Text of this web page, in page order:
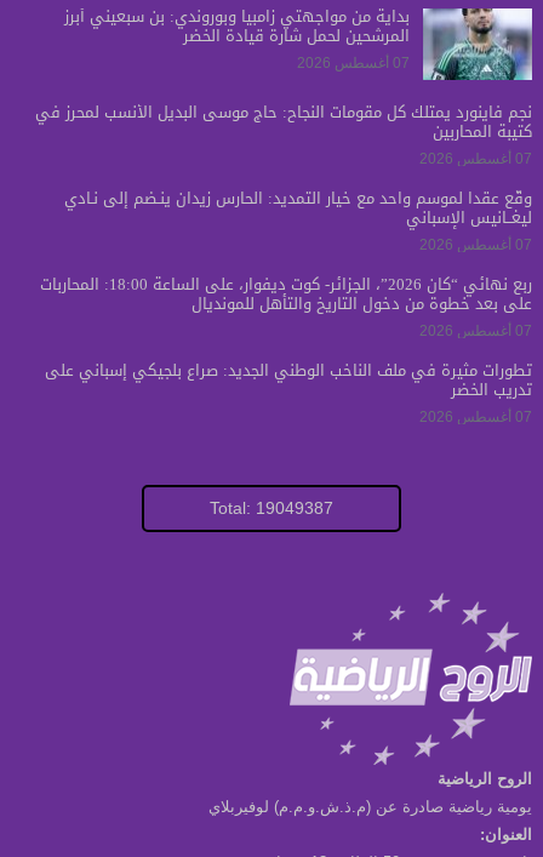
بدايةً من مواجهتي زامبيا وبوروندي: بن سبعيني أبرز
المرشحين لحمل شارة قيادة الخضر
07 أغسطس 2026
نجم فاينورد يمتلك كل مقومات النجاح: حاج موسى البديل الأنسب لمحرز في
كتيبة المحاربين
07 أغسطس 2026
وقّع عقداً لموسم واحد مع خيار التمديد: الحارس زيدان ينـضم إلى نـادي
ليغــانيس الإسباني
07 أغسطس 2026
ربع نهائي “كان 2026”، الجزائر- كوت ديفوار، على الساعة 18:00: المحاربات
على بعد خطوة من دخول التاريخ والتأهل للمونديال
07 أغسطس 2026
تطورات مثيرة في ملف الناخب الوطني الجديد: صراع بلجيكي إسباني على
تدريب الخضر
07 أغسطس 2026
Total: 19049387
الروح الرياضية
يومية رياضية صادرة عن (م.ذ.ش.و.م.م) لوفيربلاي
العنوان: